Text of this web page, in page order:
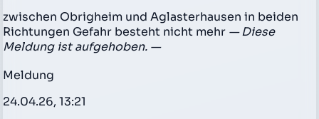
zwischen Obrigheim und Aglasterhausen in beiden
Richtungen Gefahr besteht nicht mehr — Diese
Meldung ist aufgehoben. —
Meldung
24.04.26, 13:21